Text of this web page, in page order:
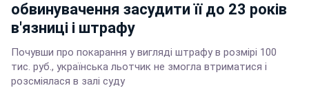
обвинувачення засудити її до 23 років
в'язниці і штрафу
Почувши про покарання у вигляді штрафу в розмірі 100
тис. руб., українська льотчик не змогла втриматися і
розсміялася в залі суду